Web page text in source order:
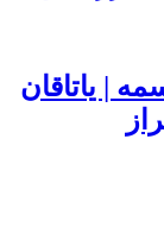
| یاتاقان